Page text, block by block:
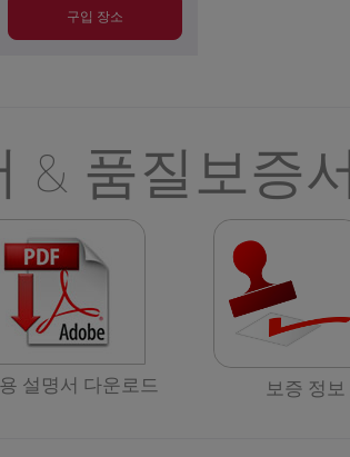
구입 장소
& 품질보증서
설명서 다운로드 보증 정보